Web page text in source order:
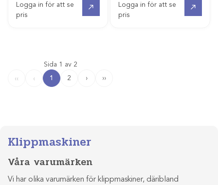
Logga in för att se
pris
Logga in för att se
pris
Sida 1 av 2
‹‹
‹ 1 2 › ››
Klippmaskiner
Våra varumärken
Vi har olika varumärken för klippmaskiner, däribland